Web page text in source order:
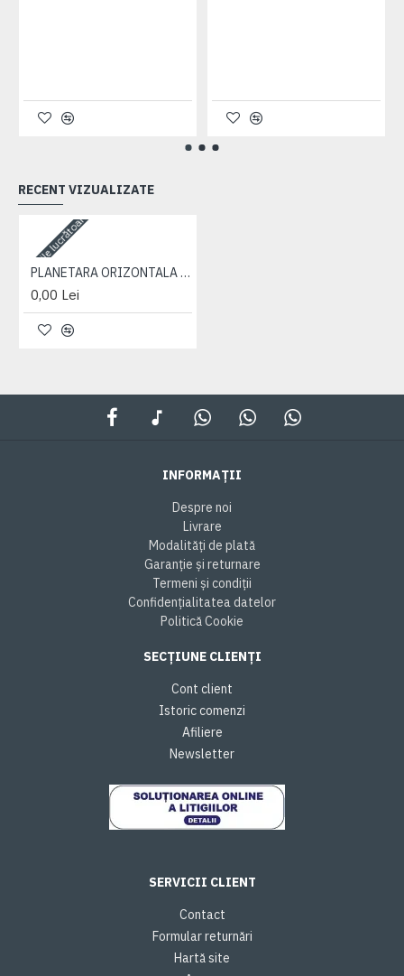
RECENT VIZUALIZATE
3-5 zile lucrătoare PLANETARA ORIZONTALA PP 820-1025
0,00 Lei
INFORMAȚII
Despre noi
Livrare
Modalități de plată
Garanție și returnare
Termeni și condiții
Confidențialitatea datelor
Politică Cookie
SECȚIUNE CLIENȚI
Cont client
Istoric comenzi
Afiliere
Newsletter
SERVICII CLIENT
Contact
Formular returnări
Hartă site